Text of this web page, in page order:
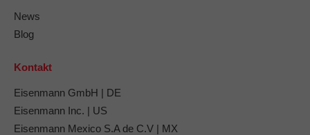
News
Blog
Kontakt
Eisenmann GmbH | DE
Eisenmann Inc. | US
Eisenmann Mexico S.A de C.V | MX